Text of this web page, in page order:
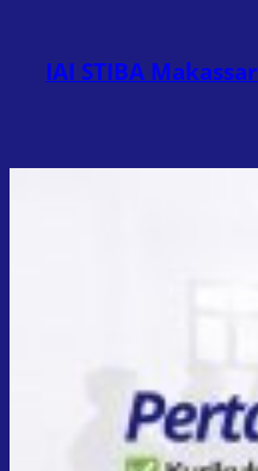
konten
IAI STIBA Makassar